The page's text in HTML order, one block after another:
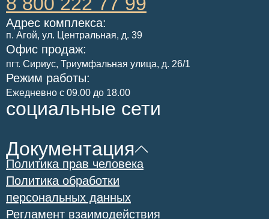
Адрес комплекса:
п. Агой, ул. Центральная, д. 39
Офис продаж:
​пгт. Сириус, Триумфальная улица, д. 26/1
Режим работы:
Ежедневно с 09.00 до 18.00
социальные сети
Документация
Политика прав человека
Политика обработки
персональных данных
Регламент взаимодействия